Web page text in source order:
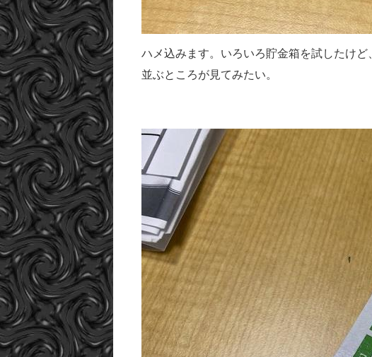
ハメ込みます。いろいろ貯金箱を試したけ
並ぶところが見てみたい。